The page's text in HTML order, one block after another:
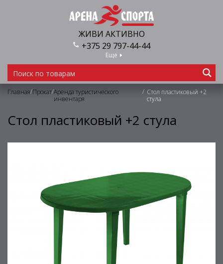
ЖИВИ АКТИВНО
+375 29 797-44-44
Еще
Главная/Прокат/Аренда туристического
инвентаря
/ Стол пластиковый +2
стула
Стол пластиковый +2 стула